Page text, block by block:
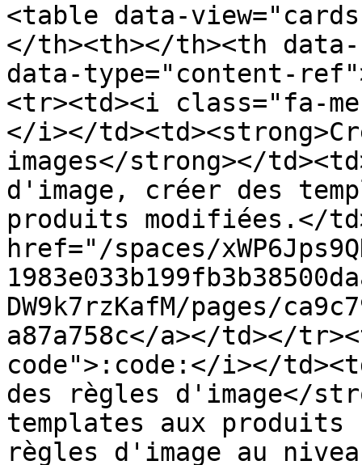
<table data-
</th><th></th><th
data-type="content-
<tr><td><i class="fa-
</i></
images</strong></
d'image, créer des
produits modifiées.</
href="/spaces/
DW9k7rzKafM/pages/
a87a758c</a></td></
code">:code:</i></
des règles d'image</
templates aux produits
règles d'image au